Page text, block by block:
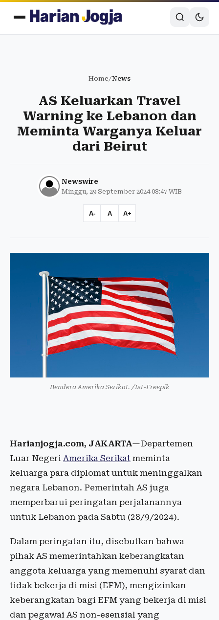
Home/News
AS Keluarkan Travel
Warning ke Lebanon dan
Meminta Warganya Keluar
dari Beirut
Newswire
Minggu, 29 September 2024 08:47 WIB
A- A A+
Bendera Amerika Serikat. /Ist-Freepik
Harianjogja.com, JAKARTA—Departemen
Luar Negeri Amerika Serikat meminta
keluarga para diplomat untuk meninggalkan
negara Lebanon. Pemerintah AS juga
memperbarui peringatan perjalanannya
untuk Lebanon pada Sabtu (28/9/2024).
Dalam peringatan itu, disebutkan bahwa
pihak AS memerintahkan keberangkatan
anggota keluarga yang memenuhi syarat dan
tidak bekerja di misi (EFM), mengizinkan
keberangkatan bagi EFM yang bekerja di misi
dan pegawai AS non-esensial yang